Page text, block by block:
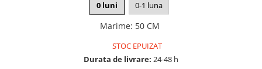
0 luni 0-1 luna
Marime: 50 CM
STOC EPUIZAT
Durata de livrare: 24-48 h